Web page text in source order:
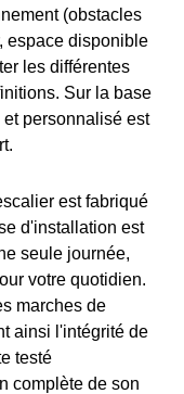
(obstacles
espace disponible
les différentes
Sur la base
personnalisé est
est fabriqué
d'installation est
seule journée,
votre quotidien.
marches de
ainsi l'intégrité de
testé
complète de son